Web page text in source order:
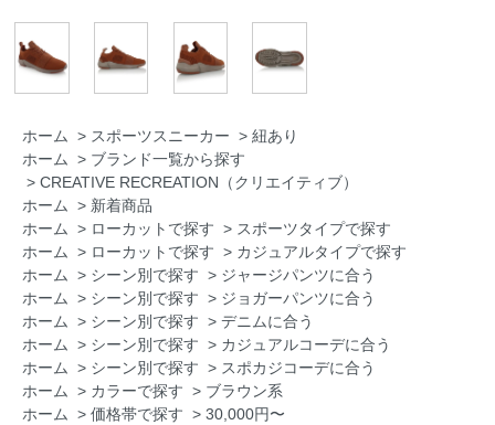
ホーム > スポーツスニーカー > 紐あり
ホーム
> ブランド一覧から探す
> CREATIVE RECREATION（クリエイティブ）
ホーム
> 新着商品
ホーム
> ローカットで探す > スポーツタイプで探す
ホーム
> ローカットで探す > カジュアルタイプで探す
ホーム
> シーン別で探す > ジャージパンツに合う
ホーム
> シーン別で探す > ジョガーパンツに合う
ホーム
> シーン別で探す > デニムに合う
ホーム
> シーン別で探す > カジュアルコーデに合う
ホーム
> シーン別で探す > スポカジコーデに合う
ホーム
> カラーで探す > ブラウン系
ホーム
> 価格帯で探す > 30,000円〜